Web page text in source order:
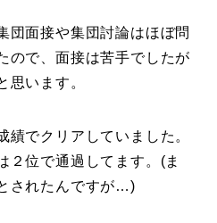
団面接や集団討論はほぼ問
ので、面接は苦手でしたが
思います。
績でクリアしていました。
２位で通過してます。(ま
されたんですが…)